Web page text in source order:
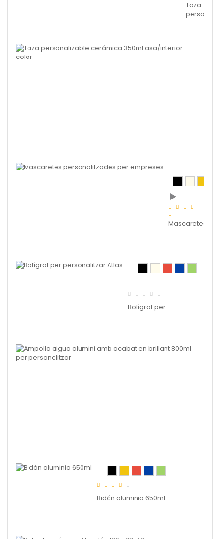
Taza
Mascaretes...
Bolígraf per...
Bidón aluminio 650ml